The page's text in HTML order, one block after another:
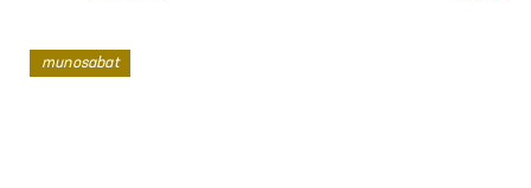
yillarda har oy tergov hibsxonasiga chaqirtirilgani
munosabat